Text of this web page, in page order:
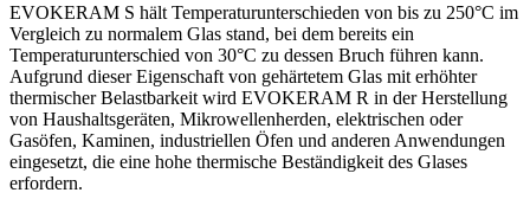
EVOKERAM S hält Temperaturunterschieden von bis zu 250°C im
Vergleich zu normalem Glas stand, bei dem bereits ein
Temperaturunterschied von 30°C zu dessen Bruch führen kann.
Aufgrund dieser Eigenschaft von gehärtetem Glas mit erhöhter
thermischer Belastbarkeit wird EVOKERAM R in der Herstellung
von Haushaltsgeräten, Mikrowellenherden, elektrischen oder
Gasöfen, Kaminen, industriellen Öfen und anderen Anwendungen
eingesetzt, die eine hohe thermische Beständigkeit des Glases
erfordern.